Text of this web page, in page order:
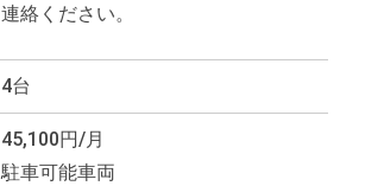
連絡ください。
4台
45,100円/月
駐車可能車両